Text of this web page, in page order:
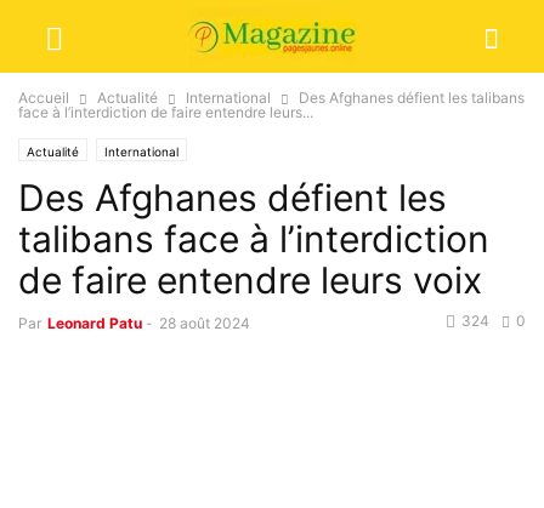
Accueil Actualité International
Des Afghanes défient les talibans
face à l’interdiction de faire entendre leurs...
Actualité International
Des Afghanes défient les
talibans face à l’interdiction
de faire entendre leurs voix
Par Leonard Patu - 28 août 2024 0
324